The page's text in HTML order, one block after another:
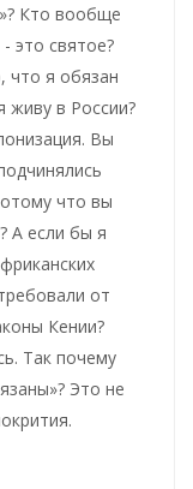
Кто вообще
это святое?
что я обязан
живу в России?
Вы
что вы
А если бы я
от
Кении?
Так почему
Это не